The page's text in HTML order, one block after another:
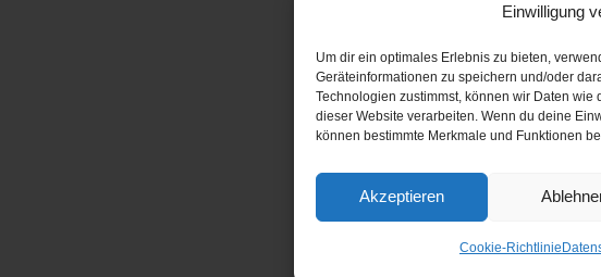
Einwilligung
Um dir ein optimales Erlebnis zu bieten,
Geräteinformationen zu speichern und/oder
Technologien zustimmst, können wir Daten
dieser Website verarbeiten. Wenn du deine
können bestimmte Merkmale und Funktionen
Akzeptieren
Cookie-Richtlinie